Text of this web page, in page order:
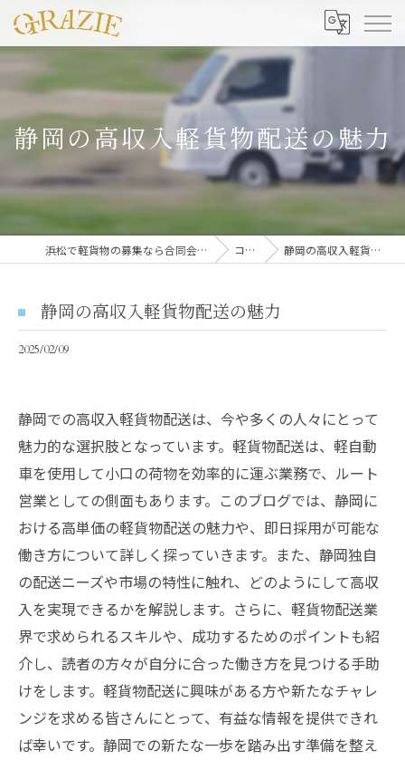
静岡の高収入軽貨物配送の魅力
浜松で軽貨物の募集なら合同会社グラッツェ運送 コラム 静岡の高収入軽貨物配送の魅力
静岡の高収入軽貨物配送の魅力
2025/02/09
静岡での高収入軽貨物配送は、今や多くの人々にとって
魅力的な選択肢となっています。軽貨物配送は、軽自動
車を使用して小口の荷物を効率的に運ぶ業務で、ルート
営業としての側面もあります。このブログでは、静岡に
おける高単価の軽貨物配送の魅力や、即日採用が可能な
働き方について詳しく探っていきます。また、静岡独自
の配送ニーズや市場の特性に触れ、どのようにして高収
入を実現できるかを解説します。さらに、軽貨物配送業
界で求められるスキルや、成功するためのポイントも紹
介し、読者の方々が自分に合った働き方を見つける手助
けをします。軽貨物配送に興味がある方や新たなチャレ
ンジを求める皆さんにとって、有益な情報を提供できれ
ば幸いです。静岡での新たな一歩を踏み出す準備を整え